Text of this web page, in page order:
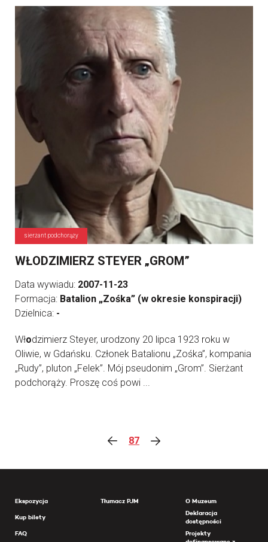
sierżant podchorąży
WŁODZIMIERZ STEYER „GROM”
Data wywiadu: 2007-11-23
Formacja: Batalion „Zośka” (w okresie konspiracji)
Dzielnica: -
Włodzimierz Steyer, urodzony 20 lipca 1923 roku w
Oliwie, w Gdańsku. Członek Batalionu „Zośka”, kompania
„Rudy”, pluton „Felek”. Mój pseudonim „Grom”. Sierżant
podchorąży. Proszę coś powi ...
87
Ekspozycja
Kup bilety
FAQ
Tłumacz PJM
O Muzeum
Deklaracja
dostępności
Projekty